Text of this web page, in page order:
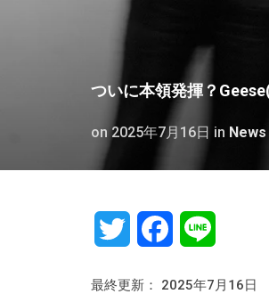
ついに本領発揮？
on 2025年7月16日 in News
Twitter Facebook
最終更新： 2025年7月16日